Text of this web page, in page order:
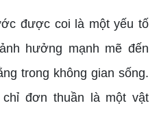
được coi là một yếu tố
hưởng mạnh mẽ đến
trong không gian sống.
đơn thuần là một vật